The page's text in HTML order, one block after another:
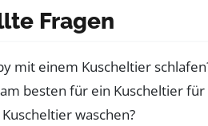
Fragen
mit einem Kuscheltier
besten für ein Kuscheltier
waschen?